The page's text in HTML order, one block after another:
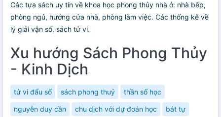
Các tựa sách uy tín về khoa học phong thủy nhà ở: nhà bếp,
phòng ngủ, hướng cửa nhà, phòng làm việc. Các thống kê về
lý giải vận số, sách tử vi.
Xu hướng Sách Phong Thủy
- Kinh Dịch
tử vi đẩu số sách phong thuỷ thần số học
nguyễn duy cần chu dịch với dự đoán học bát tự